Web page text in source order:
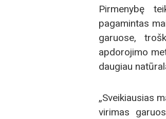
Pirmenybę
pagamintas
garuose,
apdorojimo
daugiau
„Sveikiausias
virimas